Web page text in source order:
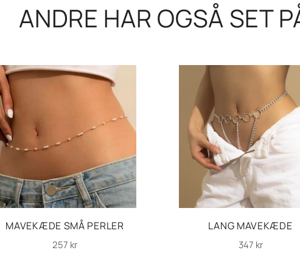
ANDRE HAR OGSÅ SET
MAVEKÆDE SMÅ PERLER
Normalpris
257 kr
LANG MAVEKÆDE
Normalpris
347 kr